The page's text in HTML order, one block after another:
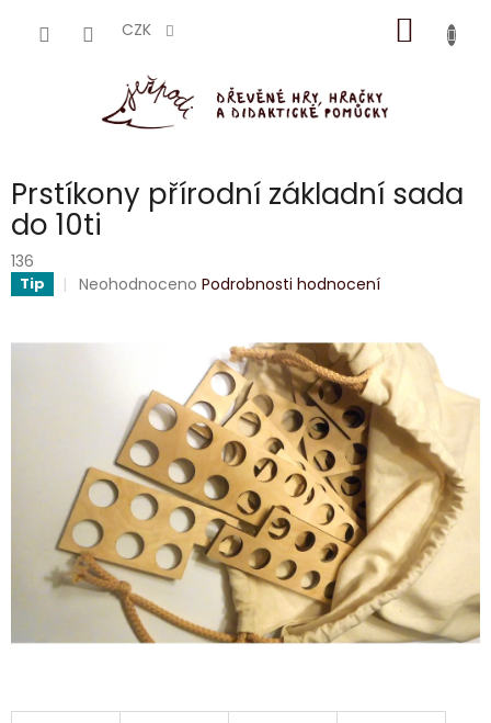
CZK
KOŠÍK
Prstíkony přírodní základní sada
do 10ti
136
Tip
Průměrné
je
hvězdiček.
Neohodnoceno Podrobnosti hodnocení